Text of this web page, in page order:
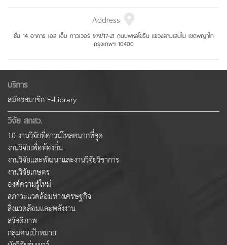
Address
ชั้น 14 อาคาร เอส เอ็ม ทาวเวอร์ 979/17-21 ถนนพหลโยธิน แขวงสามเสนใน เขตพญาไท
กรุงเทพฯ 10400
บริการ
สมัครสมาชิก E-Library
วิจัย สกสว.
10 งานวิจัยที่ดาวน์โหลดมากที่สุด
งานวิจัยเพื่อท้องถิ่น
งานวิจัยและพัฒนาและงานวิจัยวิชาการ
งานวิจัยเกษตร
องค์ความรู้ใหม่
สภาวะแวดล้อมทางเศรษฐกิจ
สิ่งแวดล้อมและพลังงาน
สวัสดิภาพ
กลุ่มคนเป้าหมาย